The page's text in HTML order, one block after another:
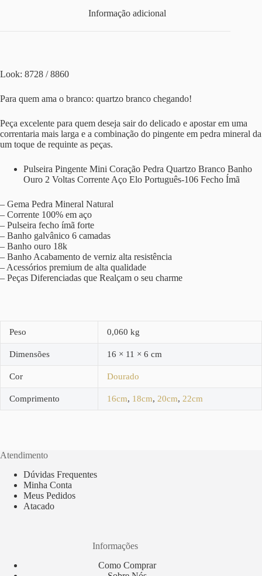
Informação adicional
Look: 8728 / 8860
Para quem ama o branco: quartzo branco chegando!
Peça excelente para quem deseja sair do delicado e apostar em uma
correntaria mais larga e a combinação do pingente em pedra mineral da
um toque de requinte as peças.
Pulseira Pingente Mini Coração Pedra Quartzo Branco Banho
Ouro 2 Voltas Corrente Aço Elo Português-106 Fecho Ímã
– Gema Pedra Mineral Natural
– Corrente 100% em aço
– Pulseira fecho ímã forte
– Banho galvânico 6 camadas
– Banho ouro 18k
– Banho Acabamento de verniz alta resistência
– Acessórios premium de alta qualidade
– Peças Diferenciadas que Realçam o seu charme
Peso 0,060 kg
Dimensões 16 × 11 × 6 cm
Cor Dourado
Comprimento 16cm, 18cm, 20cm, 22cm
Atendimento
Dúvidas Frequentes
Minha Conta
Meus Pedidos
Atacado
Informações
Como Comprar